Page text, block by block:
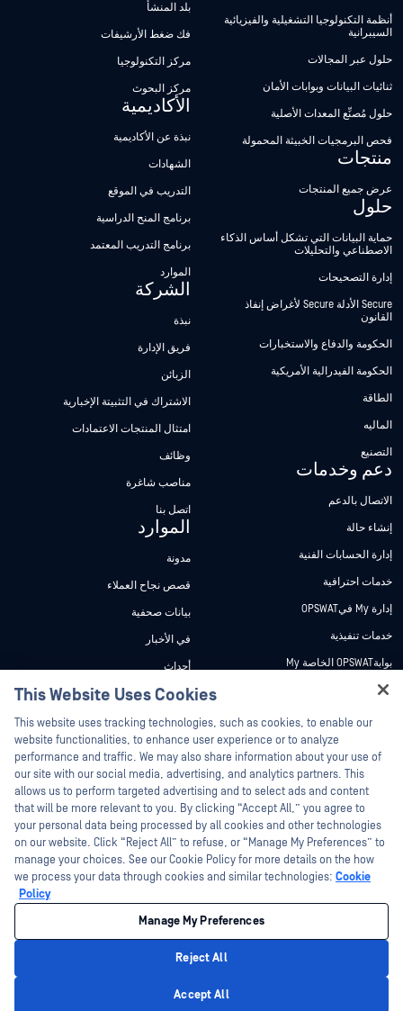
أنظمة التكنولوجيا التشغيلية والفيزيائية
السيبرانية
حلول عبر المجالات
ثنائيات البيانات وبوابات الأمان
حلول مُصنِّع المعدات الأصلية
فحص البرمجيات الخبيثة المحمولة
منتجات
عرض جميع المنتجات
حلول
حماية البيانات التي تشكل أساس الذكاء
الاصطناعي والتحليلات
إدارة التصحيحات
Secure الأدلة Secure لأغراض إنفاذ
القانون
الحكومة والدفاع والاستخبارات
الحكومة الفيدرالية الأمريكية
الطاقة
الماليه
التصنيع
دعم وخدمات
الاتصال بالدعم
إنشاء حالة
إدارة الحسابات الفنية
خدمات احترافية
إدارة My فيOPSWAT
خدمات تنفيذية
بوابةOPSWAT الخاصة My
وثائق تقنية
دورات تدريبية
برنامج الثغرات الأمنية
الشركاء
شهادات
شركاء التكنولوجيا
برنامج شركاء القنوات
بلد المنشأ
فك ضغط الأرشيفات
مركز التكنولوجيا
مركز البحوث
الأكاديمية
نبذة عن الأكاديمية
الشهادات
التدريب في الموقع
برنامج المنح الدراسية
برنامج التدريب المعتمد
الموارد
الشركة
نبذة
فريق الإدارة
الزبائن
الاشتراك في التثبيتة الإخبارية
امتثال المنتجات الاعتمادات
وظائف
مناصب شاغرة
اتصل بنا
الموارد
مدونة
قصص نجاح العملاء
بيانات صحفية
في الأخبار
أحداث
ندوات عبر الإنترنت
أوراق البيانات
مستندات تقنية
أدوات مجانية
©2026 OPSWAT . جميع الحقوق محفوظة. OPSWAT و MetaDefender و Metascan و
MetaAccess OPSWAT و Trust no File. Trust No Device. و OPSWAT و Protecting the
OPSWAT العلامات التجارية الخاصة بالجهات الخارجية هي ملك لأصحابها المعنيين.
إدارة تفضيلات ملفات تعريف الارتباط
This Website Uses Cookies
This website uses tracking technologies, such as cookies, to enable our
website functionalities, to enhance user experience or to analyze
performance and traffic. We may also share information about your use of
our site with our social media, advertising, and analytics partners. This
allows us to perform targeted advertising and to select ads and content
that will be more relevant to you. By clicking “Accept All,” you agree to
your personal data being processed by all cookies and other technologies
on our website. Click “Reject All” to refuse, or “Manage My Preferences” to
manage your choices. See our Cookie Policy for more details on the how
we process your data through cookies and similar technologies: Cookie
Policy
Manage My Preferences
Reject All
Accept All
Hey there!
I'm Ozzy, your OPSWAT virtual assistant.
How can I help you secure what's critical
today?